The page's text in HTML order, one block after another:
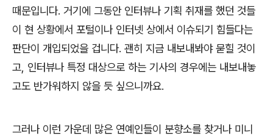
때문입니다. 거기에 그동안 인터뷰나 기획 취재를 했던 것들
이 현 상황에서 포털이나 인터넷 상에서 이슈되기 힘들다는
판단이 개입되었을 겁니다. 괜히 지금 내보내봐야 묻힐 것이
고, 인터뷰나 특정 대상으로 하는 기사의 경우에는 내보내놓
고도 반가워하지 않을 듯 싶으니까요.
그러나 이런 가운데 많은 연예인들이 분향소를 찾거나 미니